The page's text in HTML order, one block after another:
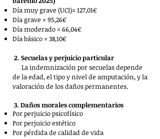
Día muy grave (UCI)= 127,01€
Día grave = 95,26€
Día moderado = 66,04€
Día básico = 38,10€
2. Secuelas y perjuicio particular
La indemnización por secuelas depende
de la edad, el tipo y nivel de amputación, y la
valoración de los daños permanentes.
3. Daños morales complementarios
Por perjuicio psicofísico
Por perjuicio estético
Por pérdida de calidad de vida